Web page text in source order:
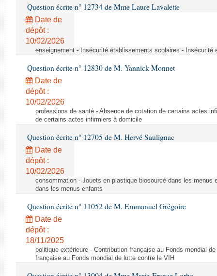
Question écrite n° 12734 de Mme Laure Lavalette
Date de
dépôt :
10/02/2026
enseignement - Insécurité établissements scolaires - Insécurité
Question écrite n° 12830 de M. Yannick Monnet
Date de
dépôt :
10/02/2026
professions de santé - Absence de cotation de certains actes
de certains actes infirmiers à domicile
Question écrite n° 12705 de M. Hervé Saulignac
Date de
dépôt :
10/02/2026
consommation - Jouets en plastique biosourcé dans les menus
dans les menus enfants
Question écrite n° 11052 de M. Emmanuel Grégoire
Date de
dépôt :
18/11/2025
politique extérieure - Contribution française au Fonds mondial
française au Fonds mondial de lutte contre le VIH